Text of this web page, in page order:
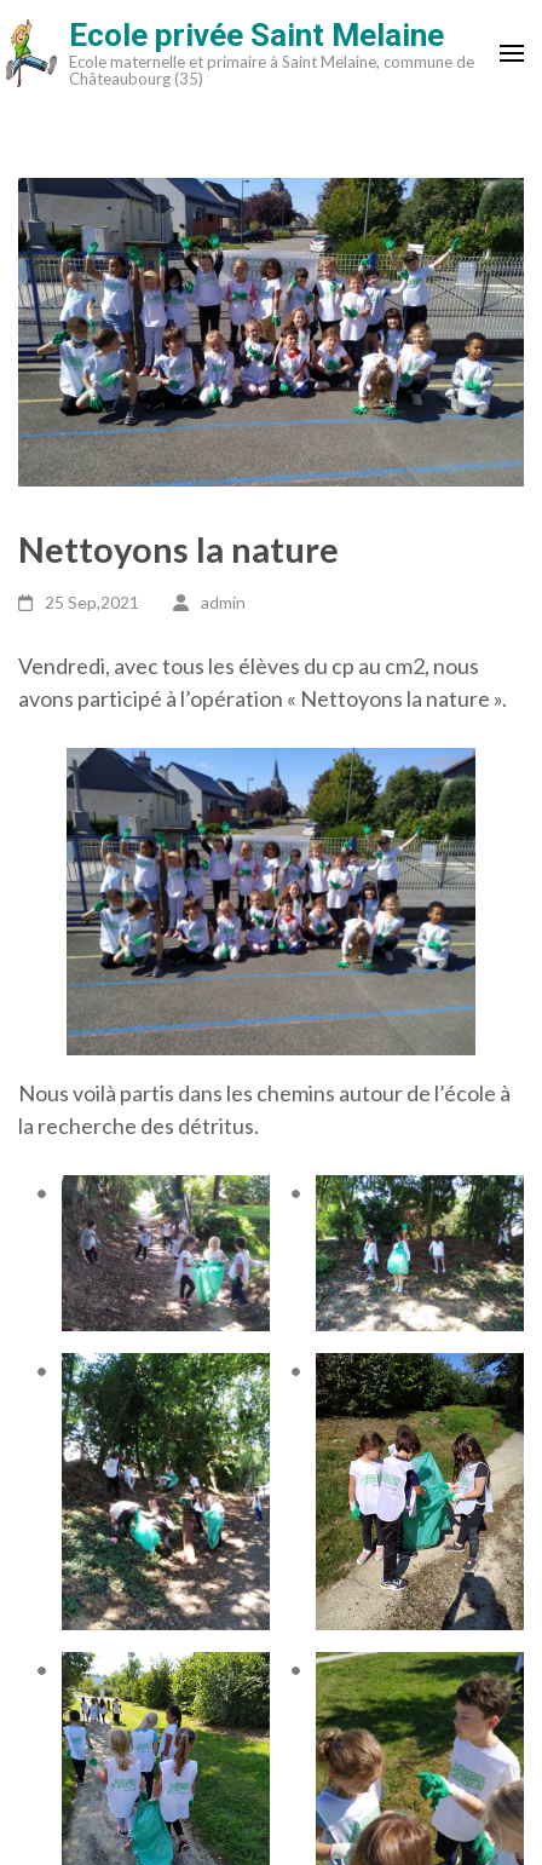
Aller
au
contenu
Ecole privée Saint Melaine
Ecole maternelle et primaire à Saint Melaine, commune de
Châteaubourg (35)
Nettoyons la nature
25 Sep,2021 admin
Vendredi, avec tous les élèves du cp au cm2, nous
avons participé à l’opération « Nettoyons la nature ».
Nous voilà partis dans les chemins autour de l’école à
la recherche des détritus.